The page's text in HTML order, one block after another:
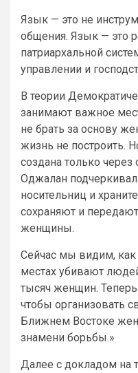
Язык — это не
общения. Язык — это
патриархальной
управлении и
В теории
занимают важное
не брать за основу
жизнь не построить.
создана только
Оджалан
носительниц и
сохраняют и
женщины.
Сейчас мы видим, как
местах убивают
тысяч женщин.
чтобы организовать
Ближнем Востоке
знамени борьбы.»
Далее с докладом на